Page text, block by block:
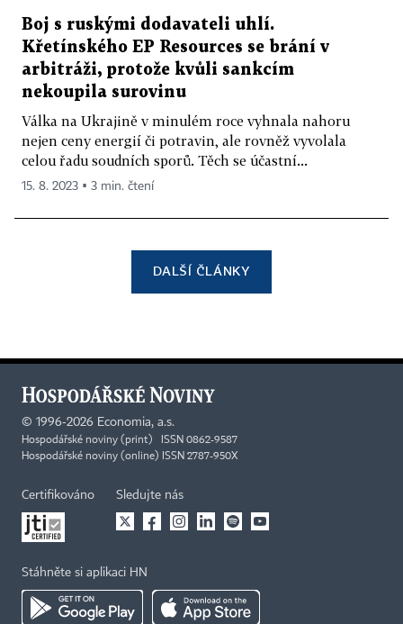
Boj s ruskými dodavateli uhlí.
Křetínského EP Resources se brání v
arbitráži, protože kvůli sankcím
nekoupila surovinu
Válka na Ukrajině v minulém roce vyhnala nahoru
nejen ceny energií či potravin, ale rovněž vyvolala
celou řadu soudních sporů. Těch se účastní...
15. 8. 2023 ▪ 3 min. čtení
DALŠÍ ČLÁNKY
© 1996-2026 Economia, a.s.
Hospodářské noviny (print) ISSN 0862-9587
Hospodářské noviny (online) ISSN 2787-950X
Certifikováno Sledujte nás
Stáhněte si aplikaci HN